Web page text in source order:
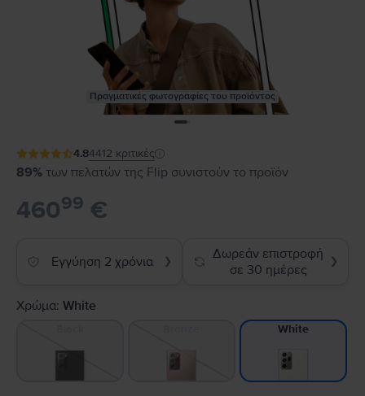
Πραγματικές φωτογραφίες του προϊόντος
4.84412 κριτικές
89% των πελατών της Flip συνιστούν το προϊόν
46099 €
Εγγύηση 2 χρόνια ❯
Δωρεάν επιστροφή
σε 30 ημέρες
❯
Χρώμα: White
White